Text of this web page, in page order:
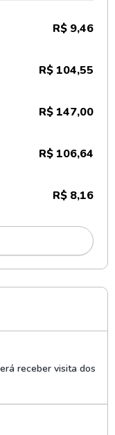
R$ 9,46
R$ 104,55
R$ 147,00
R$ 106,64
R$ 8,16
receber visita dos